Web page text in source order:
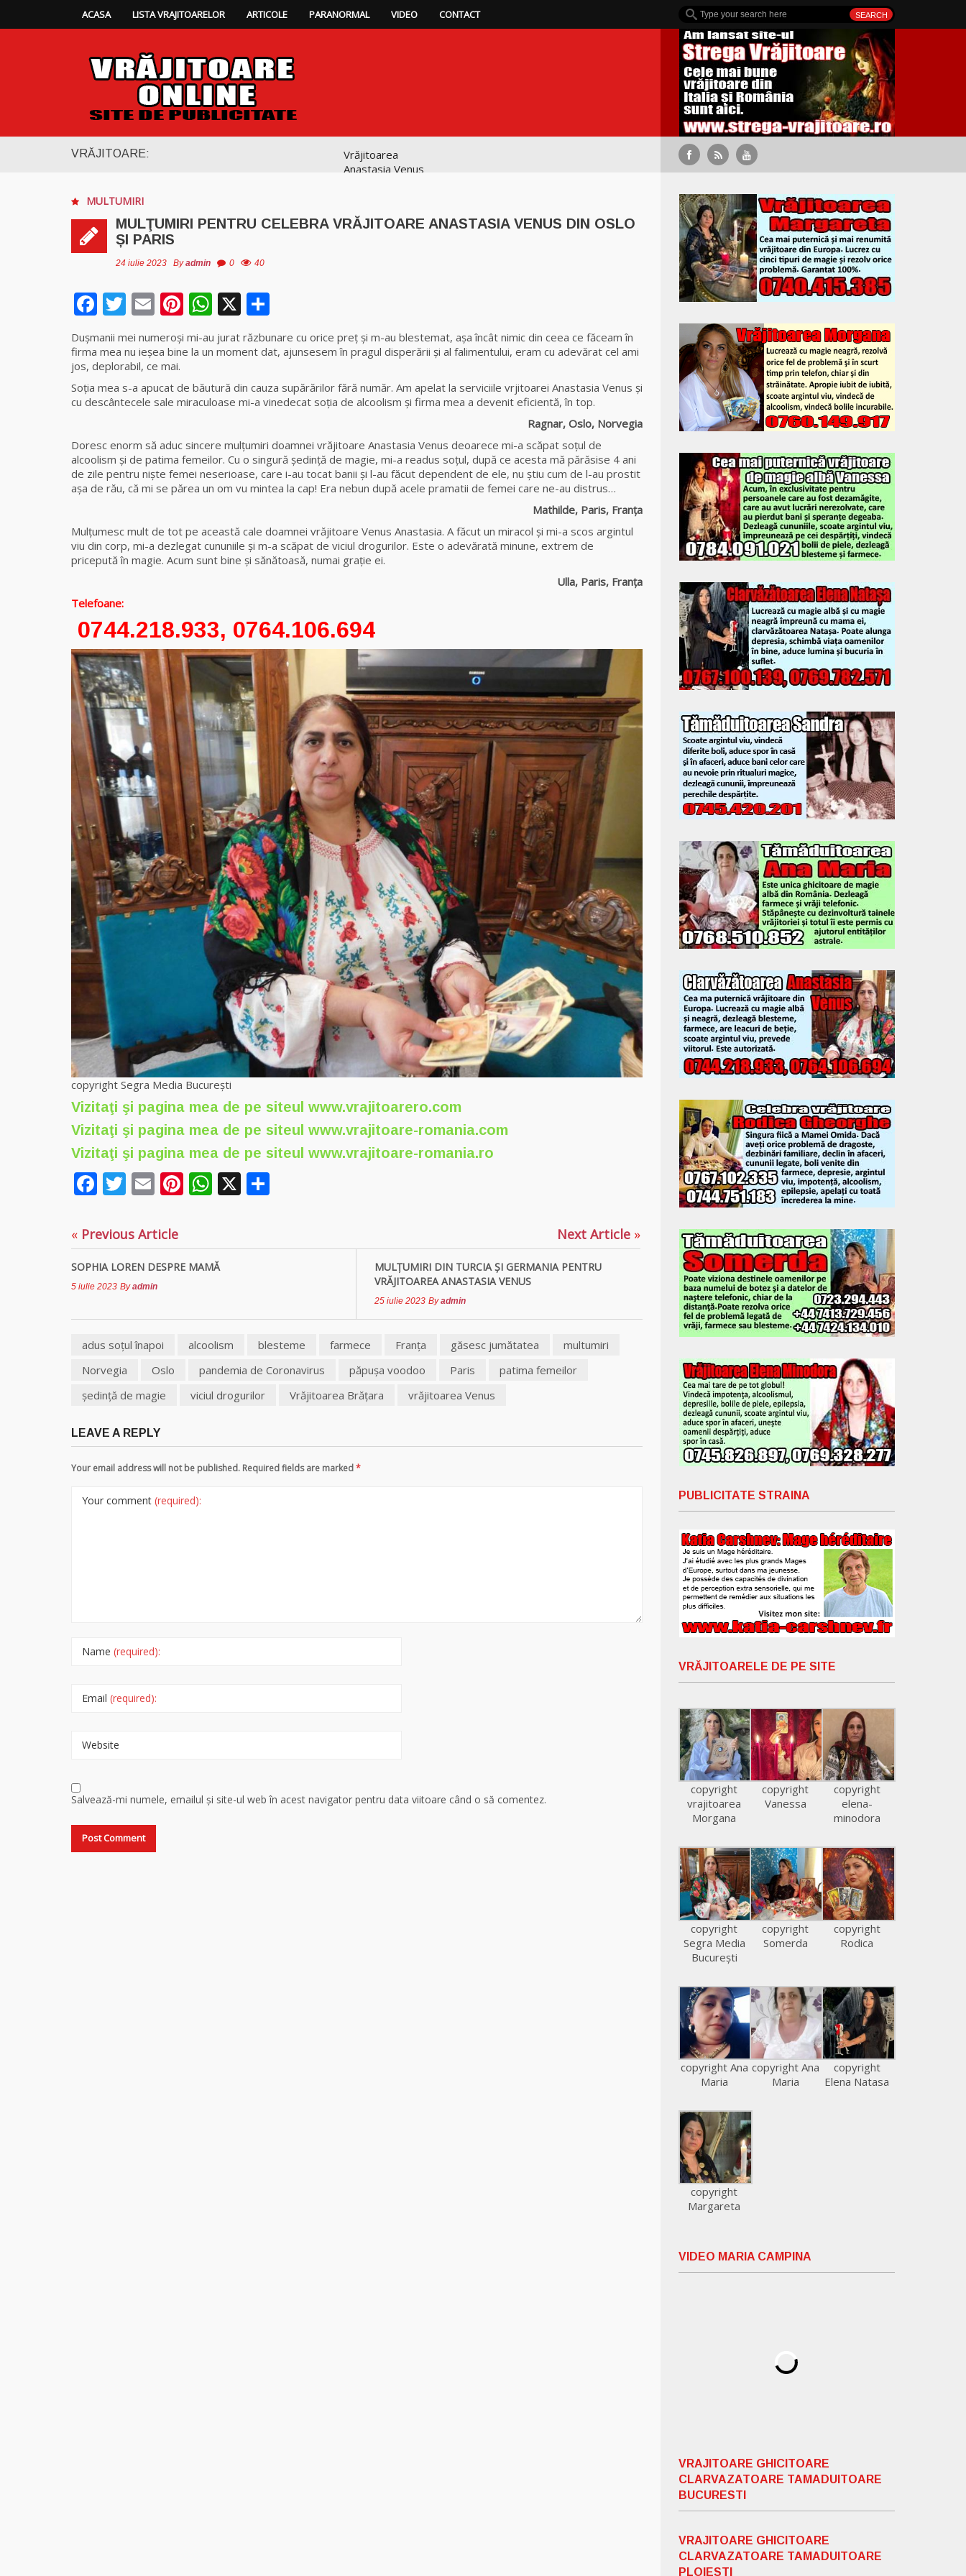
ACASA LISTA VRAJITOARELOR ARTICOLE PARANORMAL VIDEO CONTACT
VRĂJITOARE:
Vrăjitoarea
Anastasia Venus
tămăduitoare
vindecătoare de
blesteme Sandra
Cea mai
puternică
vrăjitoare de
neagră Vanessa
Clarvăzătoarea
Morgana,
negre
Tămăduitoarea
Ana Maria
Vrăjitoarea Elena
Minodora a
revenit din
Ierusalim
Vrăjitoarea
Margareta care
lucrează cu 5
tipuri de magie
MULTUMIRI
MULŢUMIRI PENTRU CELEBRA VRĂJITOARE ANASTASIA VENUS DIN OSLO
ȘI PARIS
24 iulie 2023 Byadmin 0 40
Facebook
Twitter
EmailPinterest
WhatsApp
X
Duşmanii mei numeroși mi-au jurat răzbunare cu orice preț și m-au blestemat, așa încât nimic din ceea ce făceam în
firma mea nu ieşea bine la un moment dat, ajunsesem în pragul disperării și al falimentului, eram cu adevărat cel ami
jos, deplorabil, ce mai.
Soţia mea s-a apucat de băutură din cauza supărărilor fără număr. Am apelat la serviciile vrjitoarei Anastasia Venus şi
cu descântecele sale miraculoase mi-a vinedecat soţia de alcoolism şi firma mea a devenit eficientă, în top.
Ragnar, Oslo, Norvegia
Doresc enorm să aduc sincere mulţumiri doamnei vrăjitoare Anastasia Venus deoarece mi-a scăpat soțul de
alcoolism și de patima femeilor. Cu o singură şedinţă de magie, mi-a readus soţul, după ce acesta mă părăsise 4 ani
de zile pentru niște femei neserioase, care i-au tocat banii și l-au făcut dependent de ele, nu știu cum de l-au prostit
așa de rău, că mi se părea un om vu mintea la cap! Era nebun după acele pramatii de femei care ne-au distrus…
Mathilde, Paris, Franța
Mulţumesc mult de tot pe această cale doamnei vrăjitoare Venus Anastasia. A făcut un miracol și mi-a scos argintul
viu din corp, mi-a dezlegat cununiile și m-a scăpat de viciul drogurilor. Este o adevărată minune, extrem de
pricepută în magie. Acum sunt bine şi sănătoasă, numai grație ei.
Ulla, Paris, Franța
Telefoane:
0744.218.933, 0764.106.694
copyright Segra Media București
Vizitaţi şi pagina mea de pe siteul www.vrajitoarero.com
Vizitaţi şi pagina mea de pe siteul www.vrajitoare-romania.com
Vizitaţi şi pagina mea de pe siteul www.vrajitoare-romania.ro
Facebook
Twitter
EmailPinterest
WhatsApp
X
« Previous Article
SOPHIA LOREN DESPRE MAMĂ
5 iulie 2023 Byadmin
Next Article »
MULŢUMIRI DIN TURCIA ȘI GERMANIA PENTRU
VRĂJITOAREA ANASTASIA VENUS
25 iulie 2023 Byadmin
adus soţul înapoi alcoolism blesteme farmece Franţa găsesc jumătatea
multumiri
Norvegia
Oslo pandemia de Coronavirus păpuşa voodoo Paris
patima femeilor
şedinţă de magie
viciul drogurilor Vrăjitoarea Brăţara vrăjitoarea Venus
LEAVE A REPLY
Your email address will not be published. Required fields are marked*
Your comment (required):
Name (required):
Email (required):
Website
Salvează-mi numele, emailul și site-ul web în acest navigator pentru data viitoare când o să comentez.
PUBLICITATE STRAINA
VRĂJITOARELE DE PE SITE
copyright
vrajitoarea
Morgana
copyright
Vanessa
copyright
elena-
minodora
copyright
Segra Media
București
copyright
Somerda
copyright
Rodica
copyright Ana
Maria
copyright Ana
Maria
copyright
Elena Natasa
copyright
Margareta
VIDEO MARIA CAMPINA
VRAJITOARE GHICITOARE
CLARVAZATOARE TAMADUITOARE
BUCURESTI
VRAJITOARE GHICITOARE
CLARVAZATOARE TAMADUITOARE
PLOIESTI